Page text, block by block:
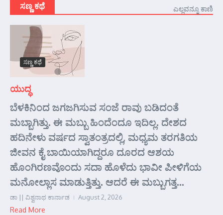
ಸಣ್ಣ ಕಥೆ ಎಲ್ಲವನ್ನೂ ಕಾಣಿ
ಸಣ್ಣ ಕಥೆ
ಯುದ್ಧ
ಬೆಳಕಿನಿಂದ ಜಗಜಗಿಸುವ ಸಂಜೆ ರಾವು ಬಡಿದಂತೆ
ಮಬ್ಬಾಗಿತ್ತು. ಈ ಮಬ್ಬು ಹಿಂದೆಂದೂ ಇದಿಲ್ಲ. ದೇಶದ
ಹದಿನೇಳು ವರ್ಷದ ಸ್ವಾತಂತ್ರದಲ್ಲಿ, ಮಧ್ಯಮ ತರಗತಿಯ
ಜೀವನ ಕೈ ಬಾಯಿಯಾಗಿದ್ದರೂ ದೂರದ ಆಶಯ
ಹೊಂಗಿರಣವೊಂದು ಸದಾ ಹೊಳೆದು ಭಾವೀ ಪೀಳಿಗೆಯ
ಮನೋಲ್ಲಾಸ ಮಾಡುತ್ತಿತ್ತು. ಆದರೆ ಈ ಮಬ್ಬುಗತ್ತ...
ಡಾ || ವಿಶ್ವನಾಥ ಕಾರ್ನಾಡ August 2, 2026
Read More